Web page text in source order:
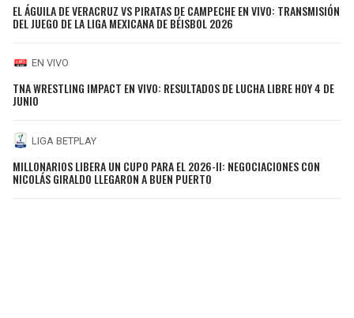
EL ÁGUILA DE VERACRUZ VS PIRATAS DE CAMPECHE EN VIVO: TRANSMISIÓN
DEL JUEGO DE LA LIGA MEXICANA DE BÉISBOL 2026
EN VIVO
TNA WRESTLING IMPACT EN VIVO: RESULTADOS DE LUCHA LIBRE HOY 4 DE
JUNIO
LIGA BETPLAY
MILLONARIOS LIBERA UN CUPO PARA EL 2026-II: NEGOCIACIONES CON
NICOLÁS GIRALDO LLEGARON A BUEN PUERTO